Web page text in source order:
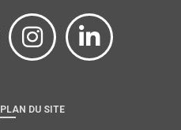
PLAN DU SITE